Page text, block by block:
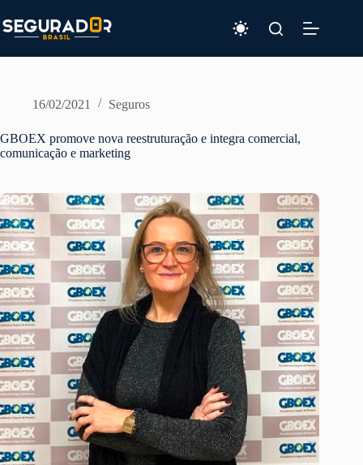
para
o
16/02/2021 Seguros
GBOEX promove nova reestruturação e integra comercial,
comunicação e marketing